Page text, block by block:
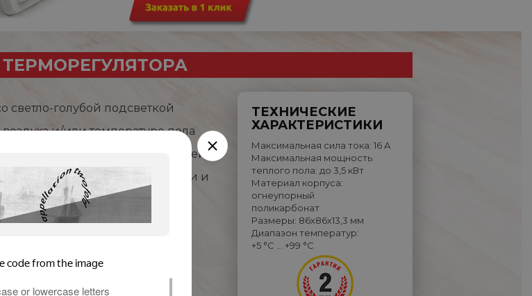
голубой подсветкой
воздуха и/или температуре пола
режим защиты от детей
управление (по дням недели и
настройки при отключении
ТЕХНИЧЕСКИЕ
ХАРАКТЕРИСТИКИ
Максимальная сила тока: 16 A
Максимальная мощность
теплого пола: до 3,5 кВт
Материал корпуса:
огнеупорный
поликарбонат
Размеры: 86х86х13,3 мм
Диапазон температур:
+5 °C … +99 °C